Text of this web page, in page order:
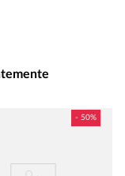
y mariscos a la
brunch, paella,
fruta fresca y